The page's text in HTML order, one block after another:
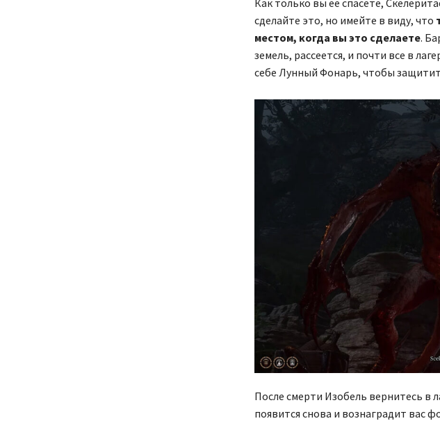
сделайте это, но имейте в виду, что
местом, когда вы это сделаете.
земель, рассеется, и почти все в
себе Лунный Фонарь, чтобы
После смерти Изобель вернитесь в
появится снова и вознаградит вас